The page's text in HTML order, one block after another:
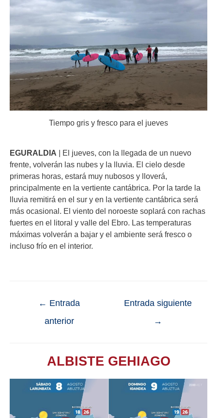
Tiempo gris y fresco para el jueves
EGURALDIA | El jueves, con la llegada de un nuevo
frente, volverán las nubes y la lluvia. El cielo desde
primeras horas, estará muy nubosos y lloverá,
principalmente en la vertiente cantábrica. Por la tarde la
lluvia remitirá en el sur y en la vertiente cantábrica será
más ocasional. El viento del noroeste soplará con rachas
fuertes en el litoral y valle del Ebro. Las temperaturas
máximas volverán a bajar y el ambiente será fresco o
incluso frío en el interior.
← Entrada
anterior
Entrada siguiente
→
ALBISTE GEHIAGO